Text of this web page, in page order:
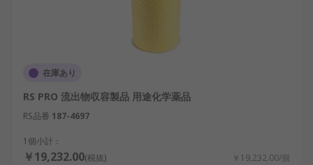
在庫あり
RS PRO 流出物収容製品 用途化学薬品
RS品番 187-4697
1個小計：
￥19,232.00(税抜) ￥19,232.00/個